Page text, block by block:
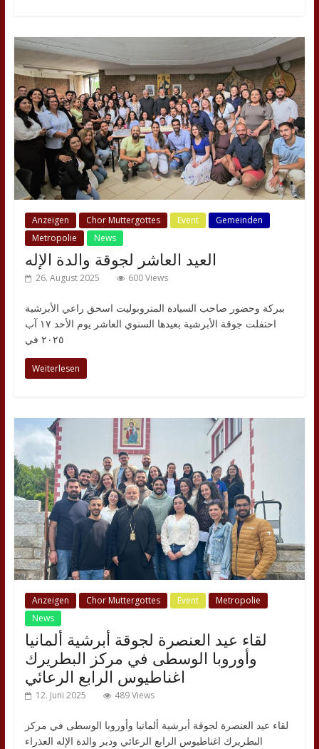
Anzeigen Chor Muttergottes Event
Gemeinden
Metropolie
News
العيد العاشر لجوقة والدة الإله
26. August 2025 600 Views
ببركة وحضور صاحب السيادة المتروبوليت اسحق راعي الأبرشية
احتفلت جوقة الأبرشية بعيدها السنوي العاشر يوم الأحد ١٧ آب
٢٠٢٥ في
Weiterlesen
Anzeigen Chor Muttergottes Event
Metropolie
News
لقاء عيد العنصرة لجوقة أبرشية ألمانيا
وأوروبا الوسطى في مركز البطريرك
اغناطيوس الرابع الرعائي
12. Juni 2025 489 Views
لقاء عيد العنصرة لجوقة أبرشية ألمانيا وأوروبا الوسطى في مركز
البطريرك اغناطيوس الرابع الرعائي ودير والدة الإله العذراء